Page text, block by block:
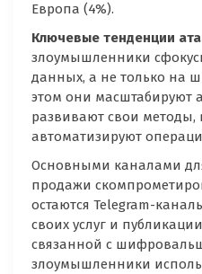
Европа (4%).
Ключевые тенденции
злоумышленники
данных, а не только на
этом они масштабируют
развивают свои методы,
автоматизируют
Основными каналами
продажи
остаются Telegram-
своих услуг и
связанной с
злоумышленники